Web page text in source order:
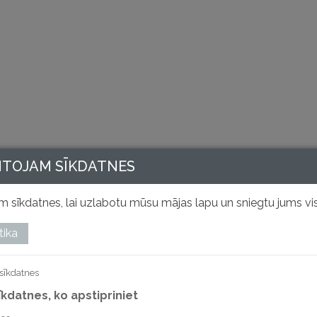
SĪKDATNES
sīkdatnes, lai uzlabotu mūsu mājas lapu un sniegtu jums
ko apstipriniet